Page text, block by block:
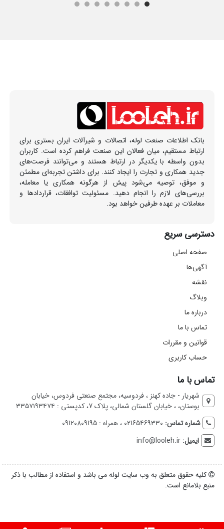
بانک اطلاعات صنعت لوله، اتصالات و شیرآلات ایران بستری برای
ارتباط مستقیم، میان فعالان این صنعت فراهم کرده است. کاربران
بدون واسطه با یکدیگر در ارتباط هستند و می‌توانند فرصت‌های
جدید همکاری و تجارت را ایجاد کنند. برای داشتن تجربه‌ای مطمئن
و موفق، توصیه می‌شود پیش از هرگونه همکاری یا معامله،
بررسی‌های لازم را انجام دهید. مسئولیت توافقات، قراردادها و
معاملات بر عهده طرفین خواهد بود.
دسترسی سریع
صفحه اصلی
آگهی‌ها
نقشه
وبلاگ
درباره ما
تماس با ما
قوانین و مقررات
حساب کاربری
تماس با ما
شهریار - جاده کهنز ، فردوسیه، مجتمع صنعتی فردوس، خیابان
بوستان، ، خیابان گلستان شمالی، پلاک 7، کدپستی : ۳۳۵۷۱۹۳۴۷۴
شماره تماس: 02165469330 ، همراه : 09120809195
ایمیل:info@looleh.ir
کلیه حقوق متعلق به وب سایت لوله می باشد و استفاده از مطالب با ذکر
منبع بلامانع است.